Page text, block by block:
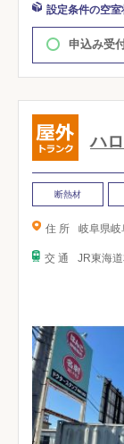
設定条件の空室
申込み受
ハ
断熱材
住 所 岐阜県
交 通 JR東海